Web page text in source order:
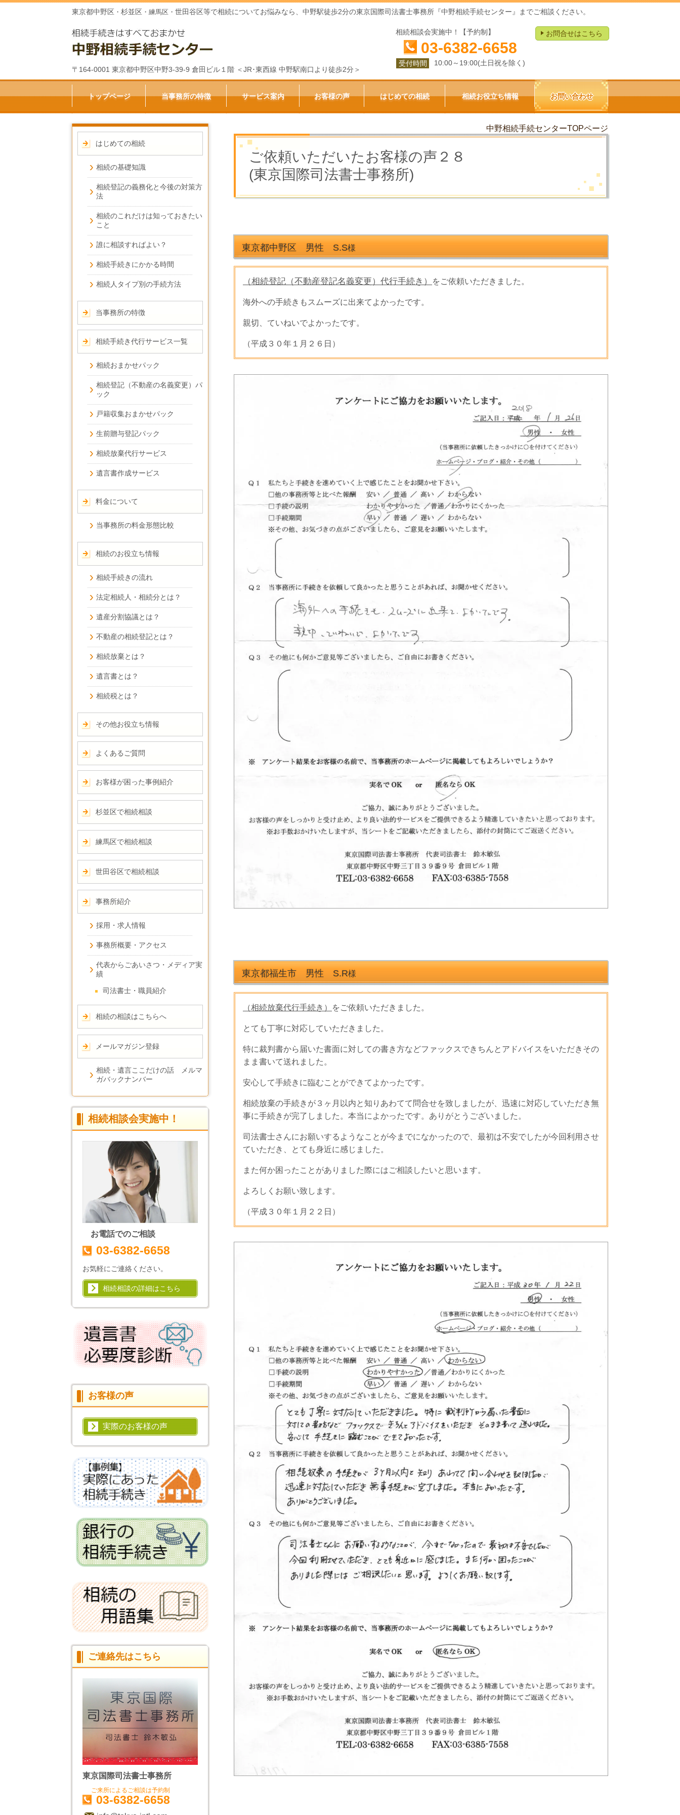
東京都中野区 ・ 杉並区 ・練馬区・ 世田谷区等で相続についてお悩みなら、中野駅徒歩2分の東京国際司法書士事務所『中野相続手続センター』までご相談ください。
〒164-0001 東京都中野区中野3-39-9 倉田ビル１階 ＜JR･東西線 中野駅南口より徒歩2分＞
相続相談会実施中！【予約制】
03-6382-6658
受付時間 10:00～19:00(土日祝を除く)
お問合せはこちら
トップページ 当事務所の特徴 サービス案内 お客様の声 はじめての相続 相続お役立ち情報 お問い合わせ
中野相続手続センターTOPページ
ご依頼いただいたお客様の声２８
(東京国際司法書士事務所)
東京都中野区 男性 S.S様
（相続登記（不動産登記名義変更）代行手続き） をご依頼いただきました。
海外への手続きもスムーズに出来てよかったです。
親切、ていねいでよかったです。
（平成３０年１ 月２６ 日）
東京都福生市 男性 S.R様
（相続放棄代行手続き） をご依頼いただきました。
とても丁寧に対応していただきました。
特に裁判書から届いた書面に対しての書き方などファックスできちんとアドバイスをいただきその
まま書いて送れました。
安心して手続きに臨むことができてよかったです。
相続放棄の手続きが３ヶ月以内と知りあわてて問合せを致しましたが、迅速に対応していただき無
事に手続きが完了しました。本当によかったです。ありがとうございました。
司法書士さんにお願いするようなことが今までになかったので、最初は不安でしたが今回利用させ
ていただき、とても身近に感じました。
また何か困ったことがありました際にはご相談したいと思います。
よろしくお願い致します。
（平成３０年１ 月２２ 日）
はじめての相続
相続の基礎知識
相続登記の義務化と今後の対策方
法
相続のこれだけは知っておきたい
こと
誰に相談すればよい？
相続手続きにかかる時間
相続人タイプ別の手続方法
当事務所の特徴
相続手続き代行サービス一覧
相続おまかせパック
相続登記（不動産の名義変更）パ
ック
戸籍収集おまかせパック
生前贈与登記パック
相続放棄代行サービス
遺言書作成サービス
料金について
当事務所の料金形態比較
相続のお役立ち情報
相続手続きの流れ
法定相続人・相続分とは？
遺産分割協議とは？
不動産の相続登記とは？
相続放棄とは？
遺言書とは？
相続税とは？
その他お役立ち情報
よくあるご質問
お客様が困った事例紹介
杉並区で相続相談
練馬区で相続相談
世田谷区で相続相談
事務所紹介
採用・求人情報
事務所概要・アクセス
代表からごあいさつ・メディア実
績
司法書士・職員紹介
相続の相談はこちらへ
メールマガジン登録
相続・遺言ここだけの話 メルマ
ガバックナンバー
相続相談会実施中！
お電話でのご相談
03-6382-6658
お気軽にご連絡ください。
相続相談の詳細はこちら
お客様の声
実際のお客様の声
ご連絡先はこちら
東京国際司法書士事務所
ご来所によるご相談は予約制
03-6382-6658